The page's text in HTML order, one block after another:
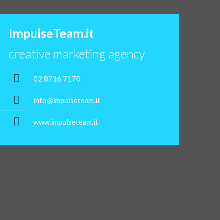
ImpulseTeam.it
creative marketing agency
02 8716 7170
info@impulseteam.it
www.impulseteam.it